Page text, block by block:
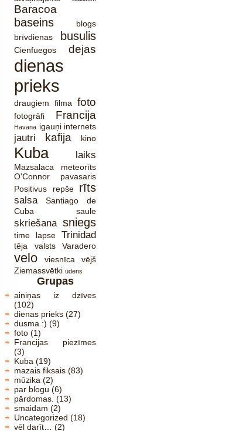
Baracoa
baseins
blogs
brīvdienas
busulis
Cienfuegos dejas
dienas
prieks
draugiem filma foto
fotogrāfi Francija
Havana igauņi internets
jautri kafija kino
Kuba laiks
Mazsalaca
meteorīts
O'Connor
pavasaris
Positivus
repše rīts
salsa
Santiago de
Cuba
saule
skriešana sniegs
time lapse Trinidad
tēja valsts Varadero
velo viesnīca
vējš
Ziemassvētki ūdens
Grupas
ainiņas iz dzīves
(102)
dienas prieks (27)
dusma :) (9)
foto (1)
Francijas piezīmes
(3)
Kuba (19)
mazais fiksais (83)
mūzika (2)
par blogu (6)
pārdomas. (13)
smaidam (2)
Uncategorized (18)
vēl darīt…
(2)